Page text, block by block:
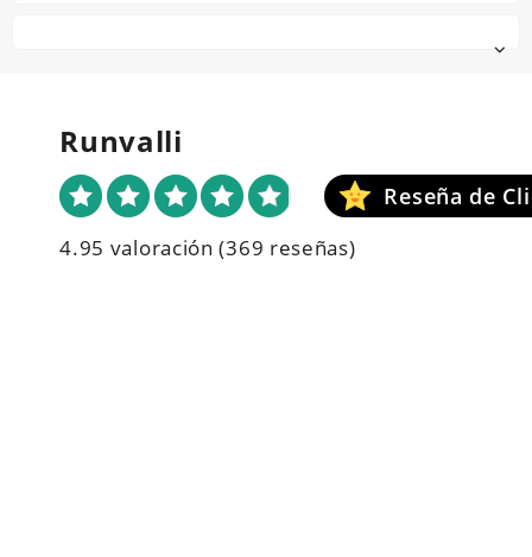
Runvalli
4.95 valoración (369 reseñas)